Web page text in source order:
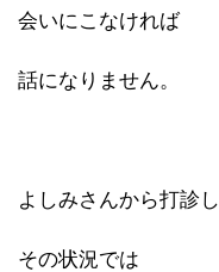
会いにこなければ
話になりません。
よしみさんから打診
その状況では